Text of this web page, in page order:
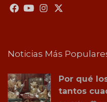
Noticias Más
Por qué
tantos